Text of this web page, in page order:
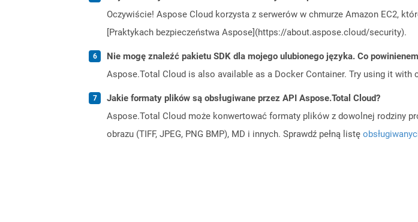
Oczywiście! Aspose Cloud korzysta z serwerów w chmurze Amazon EC2,
[Praktykach bezpieczeństwa Aspose](https://about.aspose.cloud/security).
Nie mogę znaleźć pakietu SDK dla mojego ulubionego języka. Co
Aspose.Total Cloud is also available as a Docker Container. Try using it with
Jakie formaty plików są obsługiwane przez API Aspose.Total Cloud?
Aspose.Total Cloud może konwertować formaty plików z dowolnej rodziny
obrazu (TIFF, JPEG, PNG BMP), MD i innych. Sprawdź pełną listę